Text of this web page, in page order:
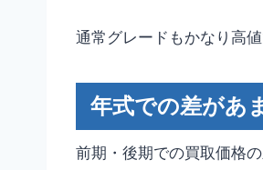
通常グレードもかなり高
年式での差があ
前期・後期での買取価格